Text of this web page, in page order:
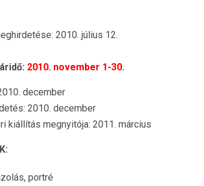
2010. július 12.
2010. november 1-30.
december
2010. december
kiállítás megnyitója: 2011. március
portré